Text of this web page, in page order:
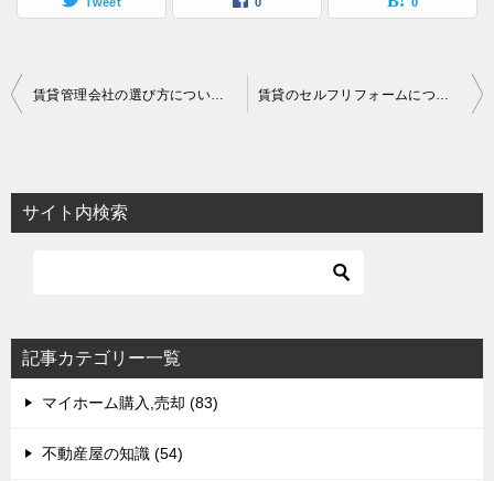
投
ビ
ゲ
ョ
ン
サイト内検索
記事カテゴリー一覧
マイホーム購入,売却 (83)
不動産屋の知識 (54)